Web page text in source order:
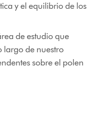
y el equilibrio de los
de estudio que
largo de nuestro
sobre el polen